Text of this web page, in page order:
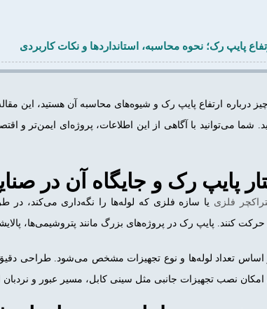
پایپ رک؛ نحوه محاسبه، استانداردها و نکات کاربردی
چیز درباره ارتفاع پایپ رک و شیوه‌های محاسبه آن هستید، این
شما می‌توانید با آگاهی از این اطلاعات، پروژه‌ای ایمن‌تر و
پایپ رک و جایگاه آن در
فلزی یا سازه فلزی که لوله‌ها را نگه‌داری می‌کند، در
کنند. پایپ رک در پروژه‌های بزرگ مانند پتروشیمی‌ها،
اساس تعداد لوله‌ها و نوع تجهیزات مشخص می‌شود. طراحی
نصب تجهیزات جانبی مثل سینی کابل، مسیر عبور و